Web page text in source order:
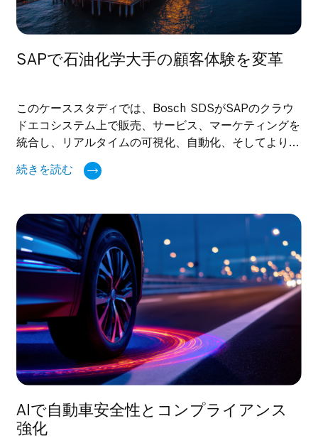
SAPで石油化学大手の顧客体験を変革
このケーススタディでは、Bosch SDSがSAPのクラウ
ドエコシステム上で販売、サービス、マーケティングを
統合し、リアルタイムの可視化、自動化、そしてよりス
マートな顧客体験を実現した事例をご紹介します。
続きを読む
AIで自動車安全性とコンプライアンス
強化